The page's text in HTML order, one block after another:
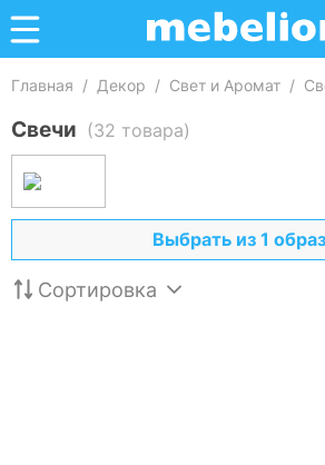
Главная / Декор / Свет и Аромат /
Свечи (32 товара)
Выбрать из 1
Сортировка